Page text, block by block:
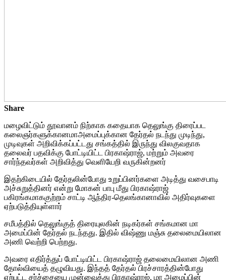
Share
மழைவிட்டும் தூவானம் நிற்காக கதையாக தெலுங்கு திரைப்பட
கலைஞர்களுக்கானமாஅமைப்புக்கான தேர்தல் நடந்து முடிந்து,
முடிவுகள் அறிவிக்கப்பட்டது சங்கத்தில் இருந்து விலகுவதாக
தலைவர் பதவிக்கு போட்டியிட்ட பிரகாஷ்ராஜ், மற்றும் அவரை
சார்ந்தவர்கள் அறிவித்து வெளியேறி வருகின்றனர்
இதற்கிடையில் தேர்தலின்போது உறுப்பினர்களை அடித்து வசைபாடி
அச்சுறுத்தினர் என்று மோகன் பாபு மீது பிரகாஷ்ராஜ்
பகிரங்கமாககுற்றம் சாட்டி ஆந்திர-தெலங்கானாவில் அதிர்வுகளை
ஏற்படுத்தியுள்ளார்
சமீபத்தில் தெலுங்குத் திரையுலகின் நடிகர்கள் சங்கமான மா
அமைப்பின் தேர்தல் நடந்தது. இதில் விஷ்ணு மஞ்சு தலைமையிலான
அணி வெற்றி பெற்றது.
அவரை எதிர்த்துப் போட்டியிட்ட பிரகாஷ்ராஜ் தலைமையிலான அணி
தோல்வியைத் தழுவியது. இந்தத் தேர்தல் பிரச்சாரத்தின்போது
ஏற்பட்ட சர்ச்சையை முன்வைத்து பிரகாஷ்ராஜ், மா அமைப்பின்